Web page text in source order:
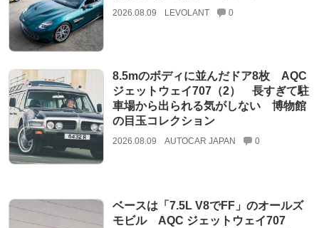
2026.08.09 LEVOLANT 0
8.5mのボディに並んだドア8枚 AQC
ジェットウェイ707（2） 長すぎて駐
車場から出られる気がしない 博物館
の目玉コレクション
2026.08.09 AUTOCAR JAPAN 0
ベースは「7.5L V8でFF」のオールズ
モビル AQC ジェットウェイ707